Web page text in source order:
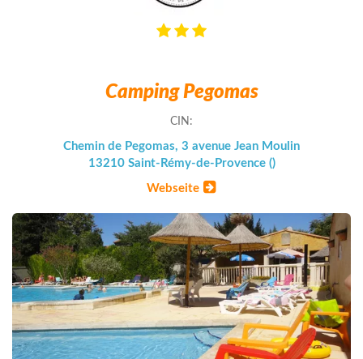
Camping Pegomas
CIN:
Chemin de Pegomas, 3 avenue Jean Moulin
13210 Saint-Rémy-de-Provence ()
Webseite